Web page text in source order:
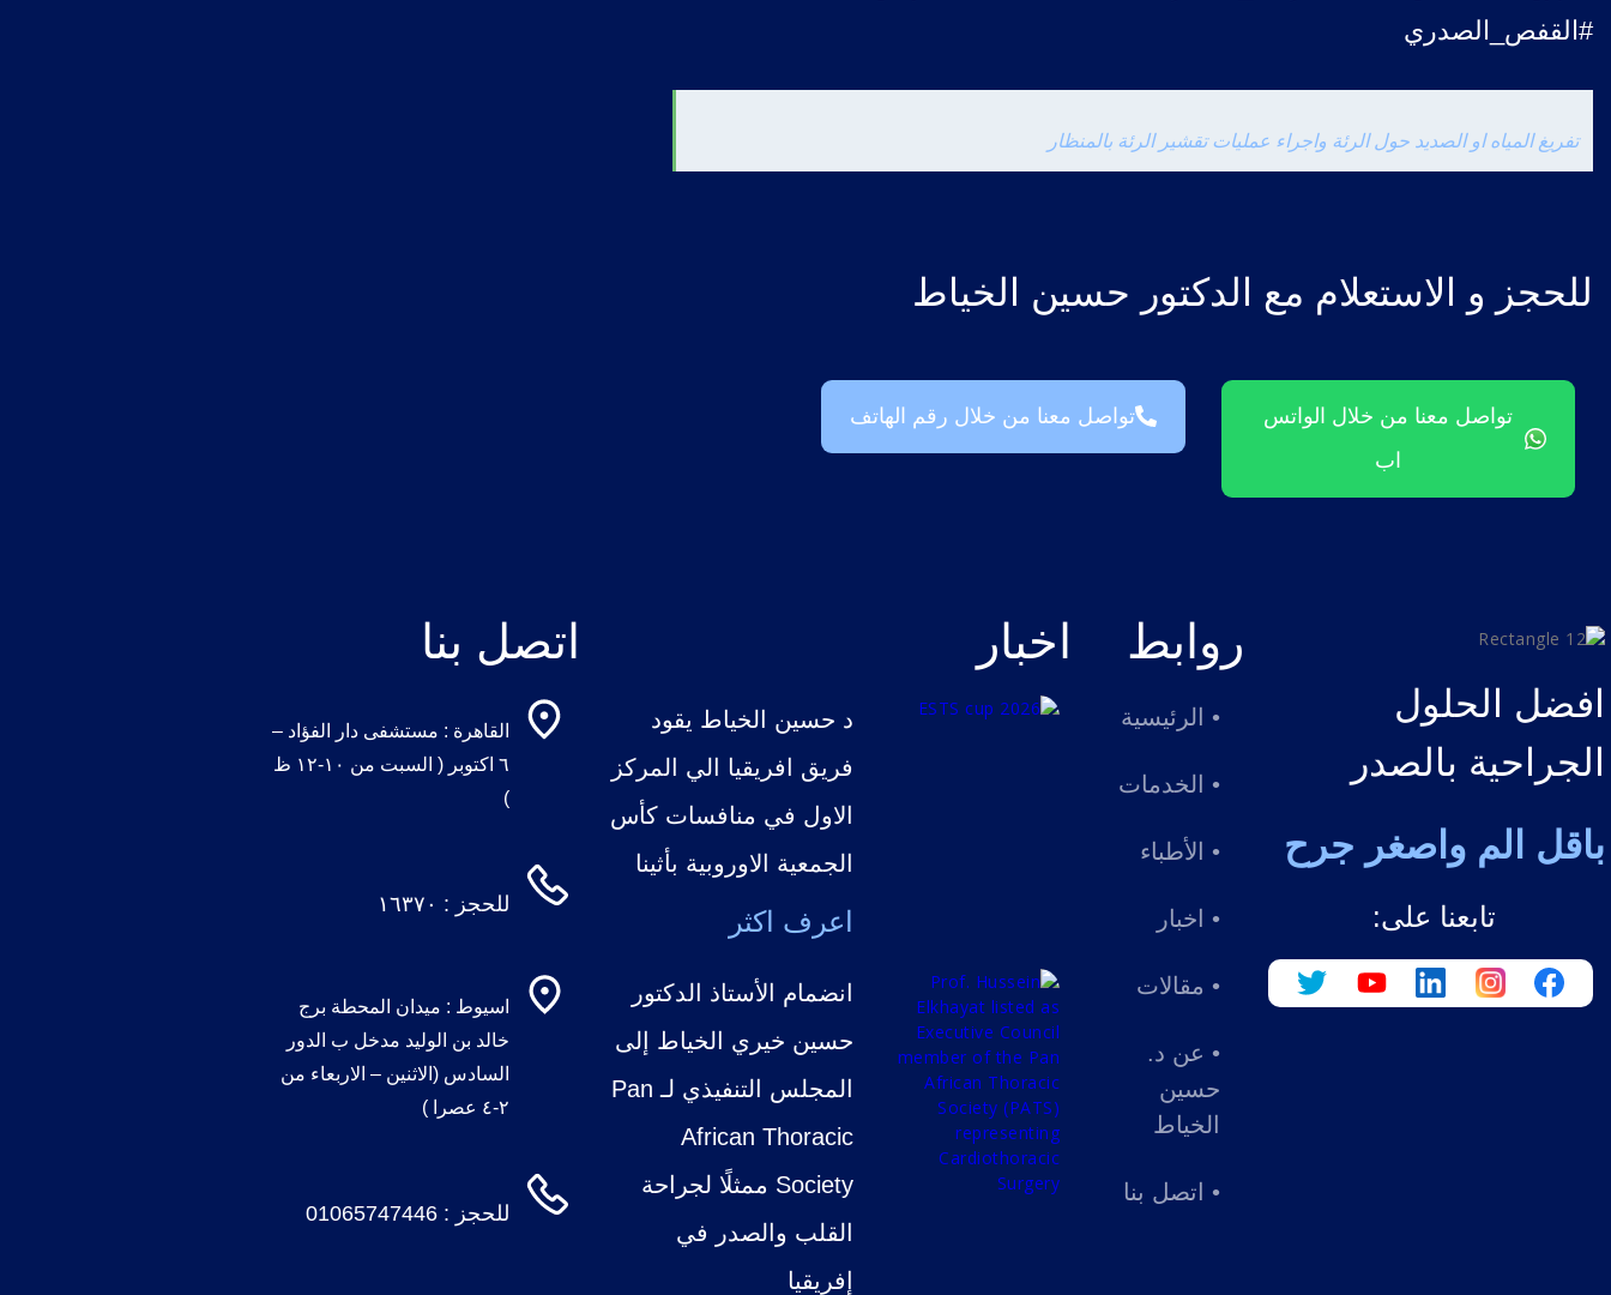
#القفص_الصدري
تفريغ المياه او الصديد حول الرئة واجراء عمليات تقشير الرئة بالمنظار
للحجز و الاستعلام مع الدكتور حسين الخياط
تواصل معنا من خلال الواتس
اب
تواصل معنا من خلال رقم الهاتف
افضل الحلول
الجراحية بالصدر
باقل الم واصغر جرح
تابعنا على:
روابط
• الرئيسية
• الخدمات
• الأطباء
• اخبار
• مقالات
• عن د.
حسين
الخياط
• اتصل بنا
اخبار
د حسين الخياط يقود
فريق افريقيا الي المركز
الاول في منافسات كأس
الجمعية الاوروبية بأثينا
اعرف اكثر
انضمام الأستاذ الدكتور
حسين خيري الخياط إلى
المجلس التنفيذي لـ Pan
African Thoracic
Society ممثلًا لجراحة
القلب والصدر في
إفريقيا
اتصل بنا
القاهرة : مستشفى دار الفؤاد –
٦ اكتوبر ( السبت من ١٠-١٢ ظ
)
للحجز : ١٦٣٧٠
اسيوط : ميدان المحطة برج
خالد بن الوليد مدخل ب الدور
السادس (الاثنين – الاربعاء من
٢-٤ عصرا )
للحجز :01065747446